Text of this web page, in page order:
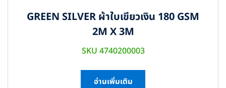
GREEN SILVER ผ้าใบเขียวเงิน 180 GSM
2M X 3M
SKU 4740200003
อ่านเพิ่มเติม